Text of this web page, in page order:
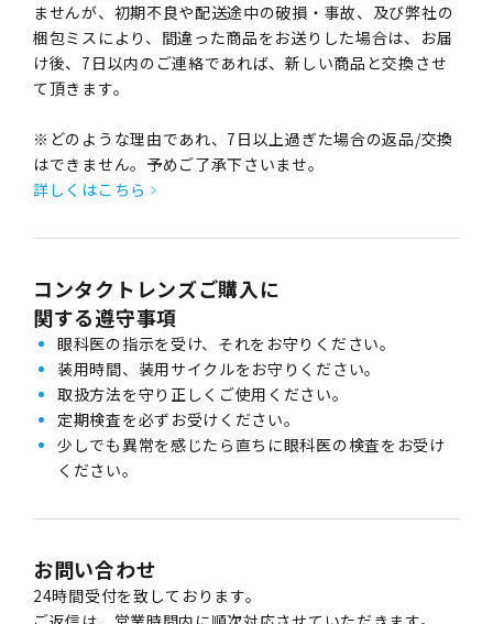
ませんが、初期不良や配送途中の破損・事故、及び弊社の
梱包ミスにより、間違った商品をお送りした場合は、お届
け後、7日以内のご連絡であれば、新しい商品と交換させ
て頂きます。
※どのような理由であれ、7日以上過ぎた場合の返品/交換
はできません。予めご了承下さいませ。
詳しくはこちら
コンタクトレンズご購入に
関する遵守事項
眼科医の指示を受け、それをお守りください。
装用時間、装用サイクルをお守りください。
取扱方法を守り正しくご使用ください。
定期検査を必ずお受けください。
少しでも異常を感じたら直ちに眼科医の検査をお受け
ください。
お問い合わせ
24時間受付を致しております。